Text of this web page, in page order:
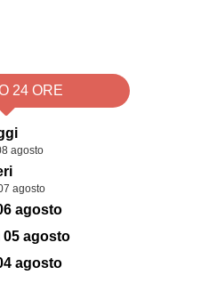
24 ORE
agosto
agosto
agosto
05 agosto
agosto